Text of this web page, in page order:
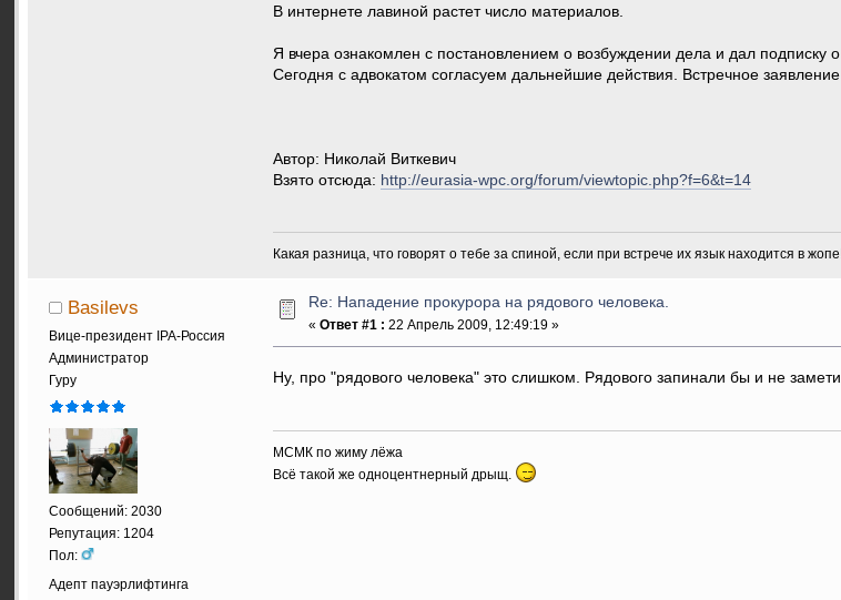
В интернете лавиной растет число материалов.
Я вчера ознакомлен с постановлением о возбуждении дела и дал подписку
Сегодня с адвокатом согласуем дальнейшие действия. Встречное
Автор: Николай Виткевич
Взято отсюда: http://eurasia-wpc.org/forum/viewtopic.php?f=6&t=14
Какая разница, что говорят о тебе за спиной, если при встрече их язык находится в
Basilevs
Вице-президент IPA-Россия
Администратор
Гуру
Сообщений: 2030
Репутация: 1204
Пол:
Адепт пауэрлифтинга
Re: Нападение прокурора на рядового человека.
«Ответ #1 : 22 Апрель 2009, 12:49:19 »
Ну, про "рядового человека" это слишком. Рядового запинали бы и не
МСМК по жиму лёжа
Всё такой же одноцентнерный дрыщ.